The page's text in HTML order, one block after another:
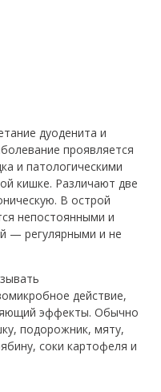
дуоденита и
проявляется
и патологическими
кишке. Различают две
В острой
непостоянными и
— регулярными и не
действие,
эффекты. Обычно
подорожник, мяту,
соки картофеля и